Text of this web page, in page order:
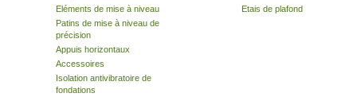
Eléments de mise à niveau
Patins de mise à niveau de
précision
Appuis horizontaux
Accessoires
Isolation antivibratoire de
fondations
Etais de plafond